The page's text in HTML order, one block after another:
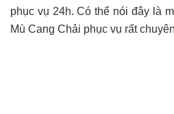
phục vụ 24h. Có thể nói đây là
Mù Cang Chải phục vụ rất